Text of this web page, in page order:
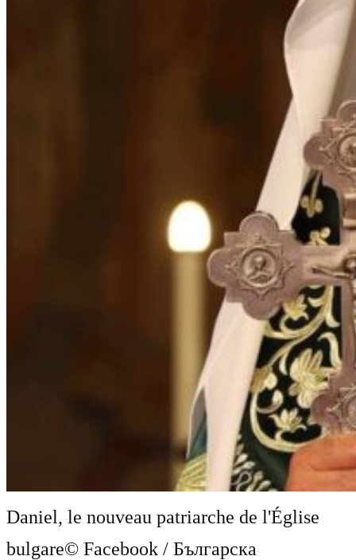
Daniel, le nouveau patriarche de l'Église
bulgare© Facebook / Българска